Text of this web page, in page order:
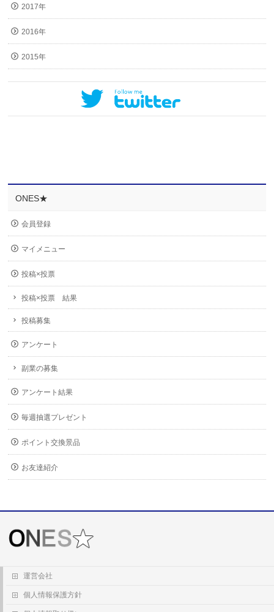
2017年
2016年
2015年
ONES★
会員登録
マイメニュー
投稿×投票
投稿×投票 結果
投稿募集
アンケート
副業の募集
アンケート結果
毎週抽選プレゼント
ポイント交換景品
お友達紹介
運営会社
個人情報保護方針